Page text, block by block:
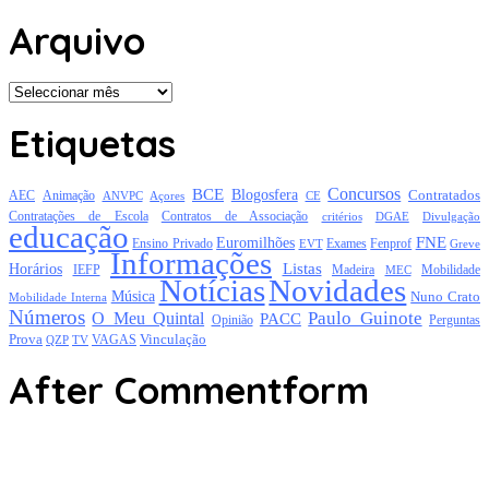
Arquivo
Arquivo
Etiquetas
AEC Animação ANVPC Açores BCE Blogosfera CE Concursos Contratados
Contratações de Escola Contratos de Associação critérios DGAE Divulgação
educação Ensino Privado Euromilhões EVT Exames Fenprof FNE Greve
Horários IEFP Informações Listas Madeira MEC Mobilidade
Mobilidade Interna Música NotíciasNovidades Nuno Crato
Números O Meu Quintal Opinião PACC Paulo Guinote Perguntas
Prova QZP TV VAGAS Vinculação
After Commentform